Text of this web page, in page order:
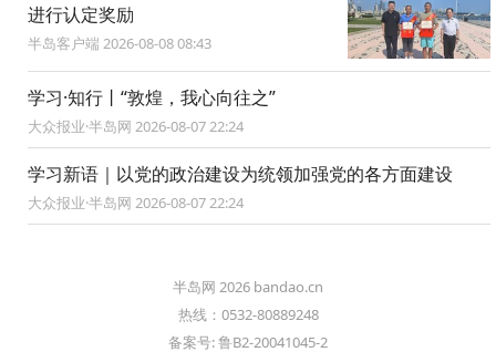
进行认定奖励
半岛客户端 2026-08-08 08:43
学习·知行丨“敦煌，我心向往之”
大众报业·半岛网 2026-08-07 22:24
学习新语｜以党的政治建设为统领加强党的各方面建设
大众报业·半岛网 2026-08-07 22:24
半岛网 2026 bandao.cn
热线：0532-80889248
备案号: 鲁B2-20041045-2